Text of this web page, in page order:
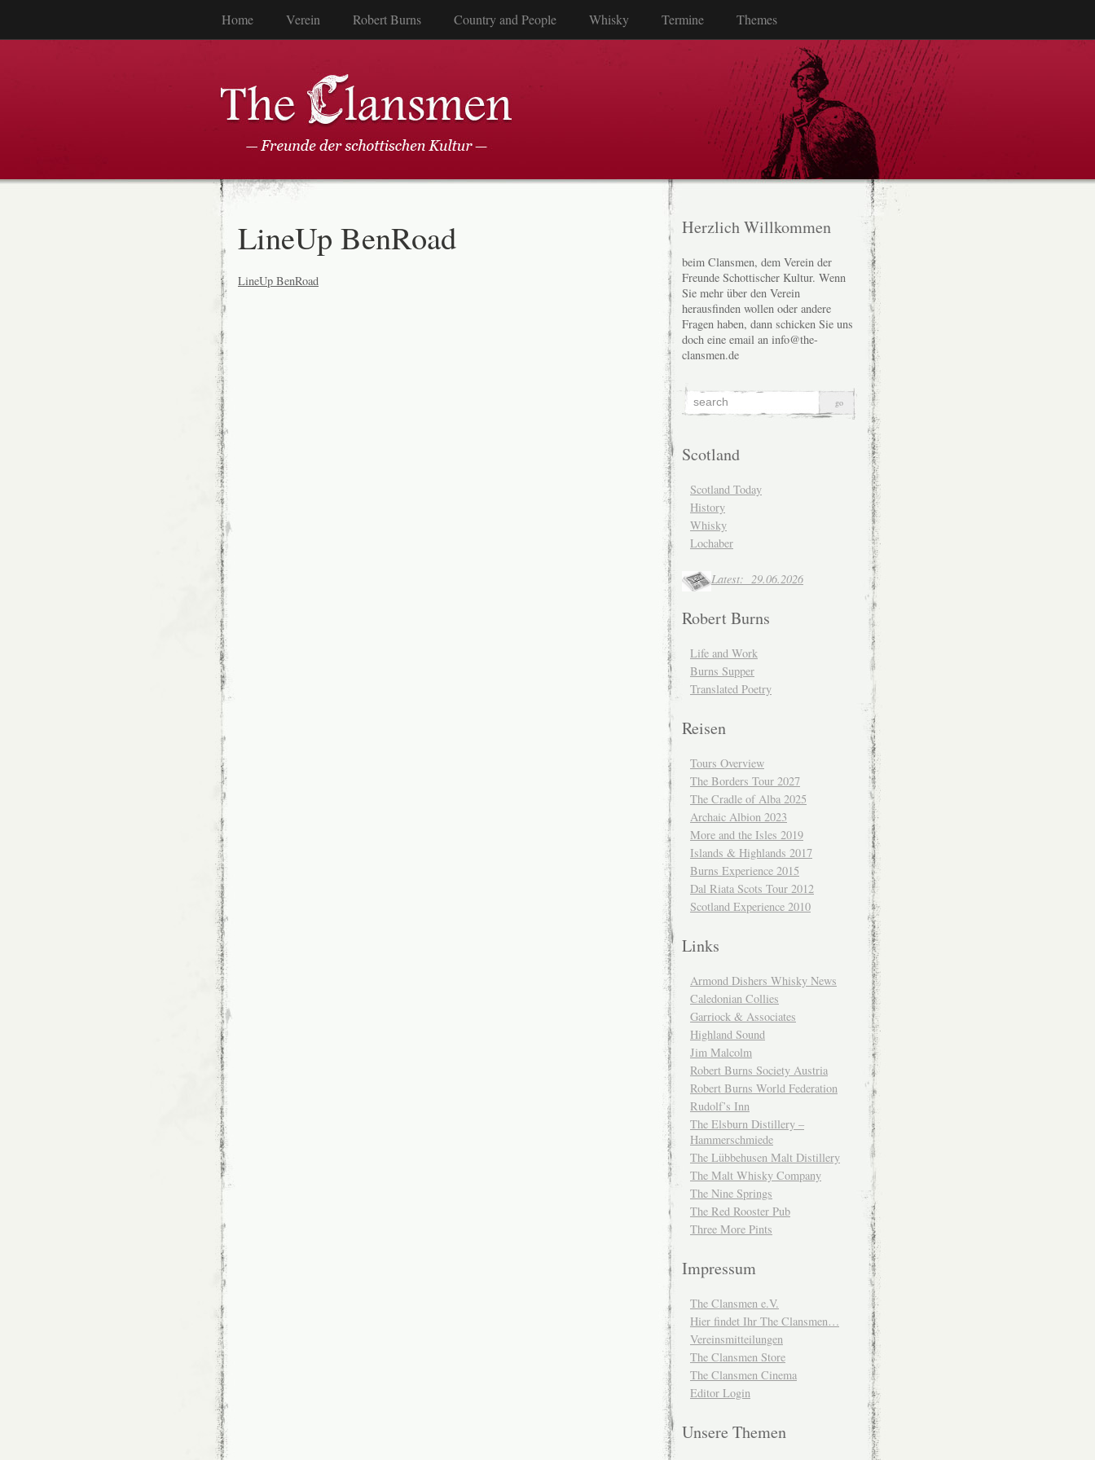
Home Verein Robert Burns Country and People Whisky Termine Themes
LineUp BenRoad
LineUp BenRoad
Herzlich Willkommen
beim Clansmen, dem Verein der
Freunde Schottischer Kultur. Wenn
Sie mehr über den Verein
herausfinden wollen oder andere
Fragen haben, dann schicken Sie uns
doch eine email an info@the-
clansmen.de
Scotland
Scotland Today
History
Whisky
Lochaber
Latest: 29.06.2026
Robert Burns
Life and Work
Burns Supper
Translated Poetry
Reisen
Tours Overview
The Borders Tour 2027
The Cradle of Alba 2025
Archaic Albion 2023
More and the Isles 2019
Islands & Highlands 2017
Burns Experience 2015
Dal Riata Scots Tour 2012
Scotland Experience 2010
Links
Armond Dishers Whisky News
Caledonian Collies
Garriock & Associates
Highland Sound
Jim Malcolm
Robert Burns Society Austria
Robert Burns World Federation
Rudolf’s Inn
The Elsburn Distillery –
Hammerschmiede
The Lübbehusen Malt Distillery
The Malt Whisky Company
The Nine Springs
The Red Rooster Pub
Three More Pints
Impressum
The Clansmen e.V.
Hier findet Ihr The Clansmen…
Vereinsmitteilungen
The Clansmen Store
The Clansmen Cinema
Editor Login
Unsere Themen